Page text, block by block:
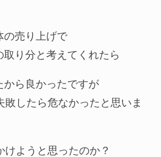
の売り上げで
り分と考えてくれたら
から良かったですが
敗したら危なかったと思いま
けようと思ったのか？